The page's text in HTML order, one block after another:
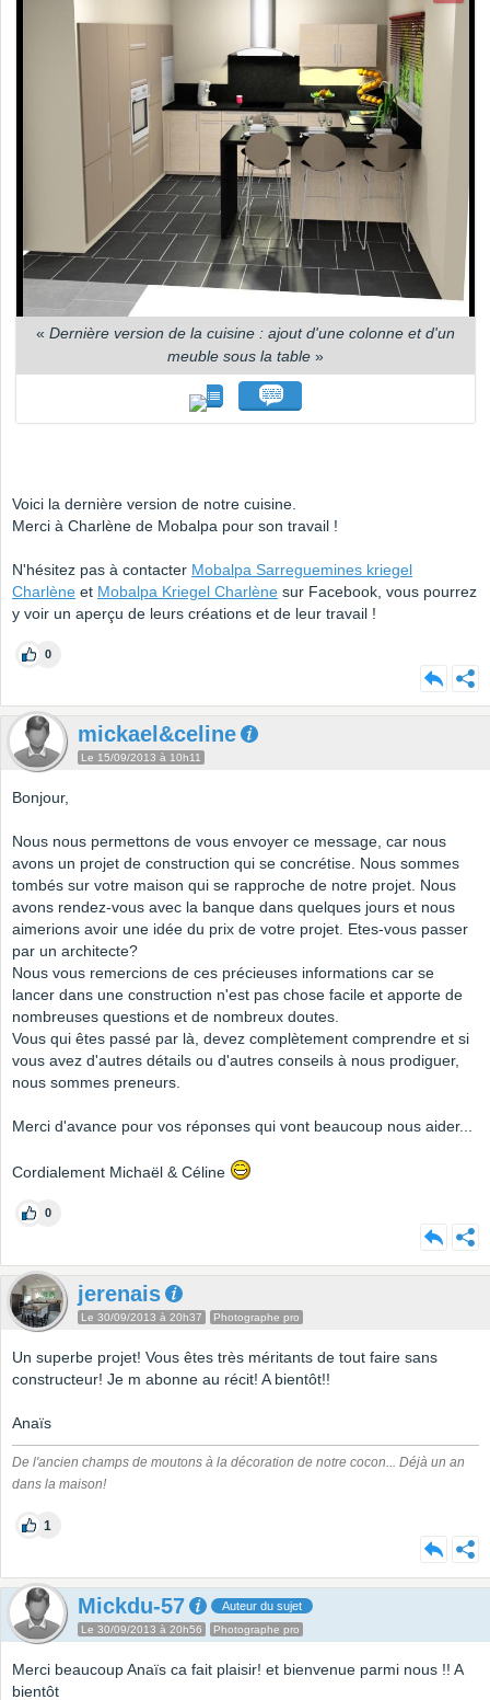
« Dernière version de la cuisine : ajout d'une colonne et d'un
meuble sous la table »
Voici la dernière version de notre cuisine.
Merci à Charlène de Mobalpa pour son travail !
N'hésitez pas à contacter Mobalpa Sarreguemines kriegel
Charlène et Mobalpa Kriegel Charlène sur Facebook, vous pourrez
y voir un aperçu de leurs créations et de leur travail !
0
mickael&celine
Le 15/09/2013 à 10h11
Bonjour,
Nous nous permettons de vous envoyer ce message, car nous
avons un projet de construction qui se concrétise. Nous sommes
tombés sur votre maison qui se rapproche de notre projet. Nous
avons rendez-vous avec la banque dans quelques jours et nous
aimerions avoir une idée du prix de votre projet. Etes-vous passer
par un architecte?
Nous vous remercions de ces précieuses informations car se
lancer dans une construction n'est pas chose facile et apporte de
nombreuses questions et de nombreux doutes.
Vous qui êtes passé par là, devez complètement comprendre et si
vous avez d'autres détails ou d'autres conseils à nous prodiguer,
nous sommes preneurs.
Merci d'avance pour vos réponses qui vont beaucoup nous aider...
Cordialement Michaël & Céline
0
jerenais
Le 30/09/2013 à 20h37 Photographe pro
Un superbe projet! Vous êtes très méritants de tout faire sans
constructeur! Je m abonne au récit! A bientôt!!
Anaïs
De l'ancien champs de moutons à la décoration de notre cocon... Déjà un an
dans la maison!
1
Mickdu-57 Auteur du sujet
Le 30/09/2013 à 20h56 Photographe pro
Merci beaucoup Anaïs ca fait plaisir! et bienvenue parmi nous !! A
bientôt